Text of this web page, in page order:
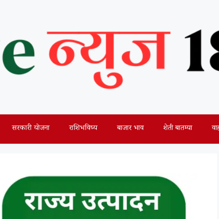
सरकारी योजना राशिभविष्य बाजार भाव शेती बातम्या